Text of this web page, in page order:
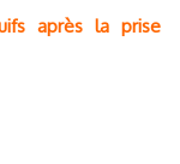
après la prise